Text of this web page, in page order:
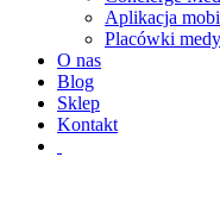
Aplikacja
Placówki
O nas
Blog
Sklep
Kontakt